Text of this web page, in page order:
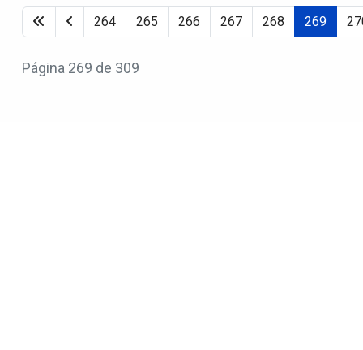
264 265 266 267 268 269
Página 269 de 309